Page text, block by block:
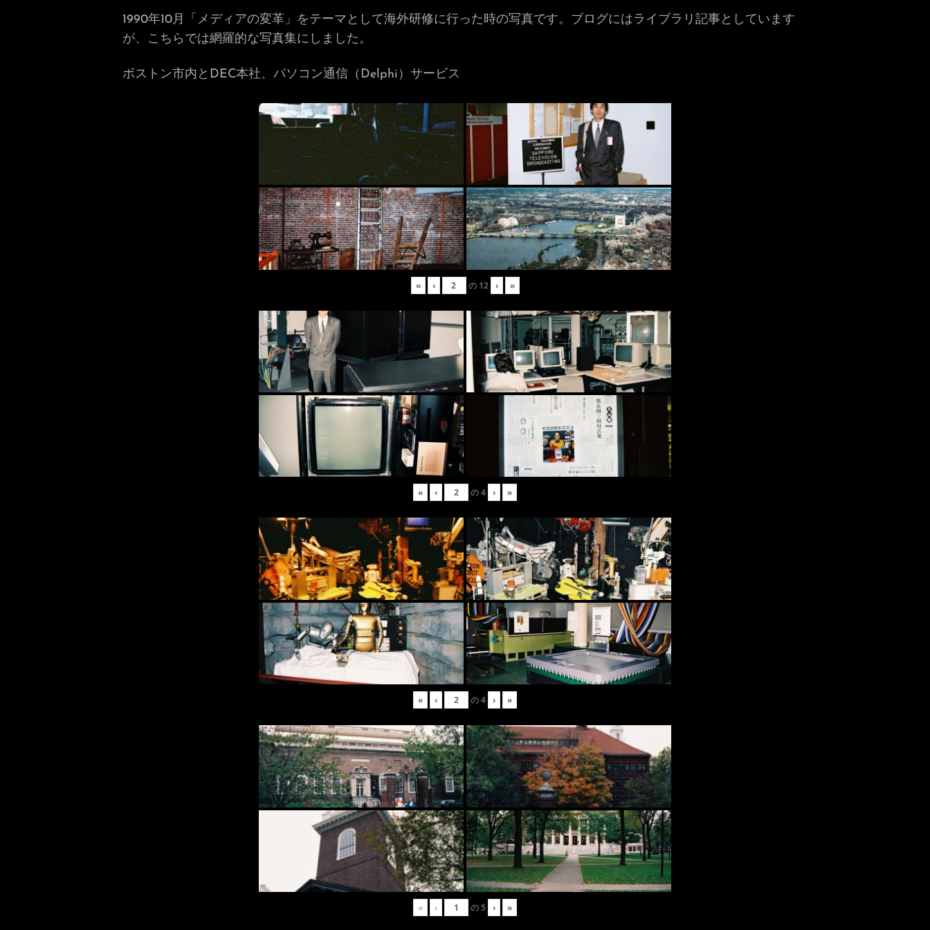
1990年10月「メディアの変革」をテーマとして海外研修に行った時の写真です。ブログにはライブラリ記事としています
が、こちらでは網羅的な写真集にしました。
ボストン市内とDEC本社、パソコン通信（Delphi）サービス
« ‹ の 12 › »
« ‹ の4 › »
« ‹ の4 › »
« ‹ の5 › »